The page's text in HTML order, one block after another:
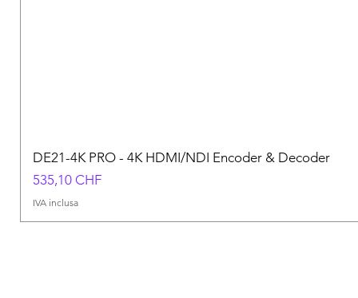
DE21-4K PRO - 4K HDMI/NDI Encoder & Decoder
Prezzo
535,10 CHF
IVA inclusa